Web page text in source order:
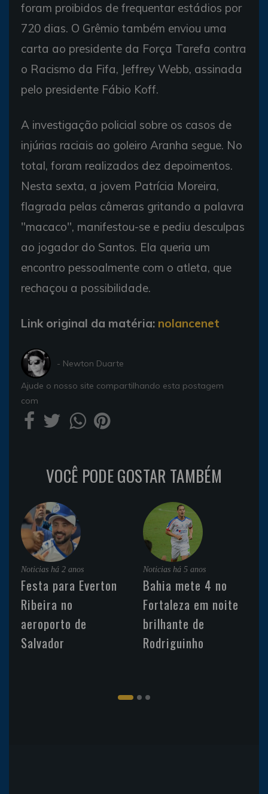
foram proibidos de frequentar estádios por
720 dias. O Grêmio também enviou uma
carta ao presidente da Força Tarefa contra
o Racismo da Fifa, Jeffrey Webb, assinada
pelo presidente Fábio Koff.
A investigação policial sobre os casos de
injúrias raciais ao goleiro Aranha segue. No
total, foram realizados dez depoimentos.
Nesta sexta, a jovem Patrícia Moreira,
flagrada pelas câmeras gritando a palavra
"macaco", manifestou-se e pediu desculpas
ao jogador do Santos. Ela queria um
encontro pessoalmente com o atleta, que
rechaçou a possibilidade.
Link original da matéria: nolancenet
- Newton Duarte
Ajude o nosso site compartilhando esta postagem
com
VOCÊ PODE GOSTAR TAMBÉM
Noticias há 2 anos
Festa para Everton
Ribeira no
aeroporto de
Salvador
Noticias há 5 anos
Bahia mete 4 no
Fortaleza em noite
brilhante de
Rodriguinho